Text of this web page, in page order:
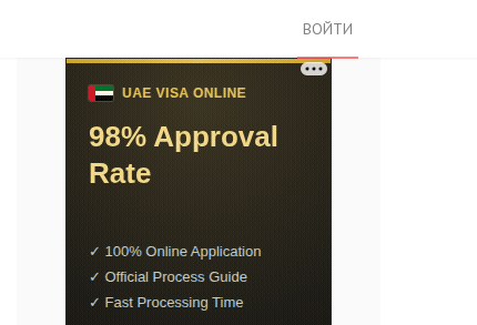
ВОЙТИ